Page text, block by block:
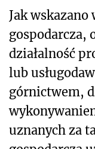
Jak wskazano
gospodarcza,
działalność
lub
górnictwem,
uznanych za